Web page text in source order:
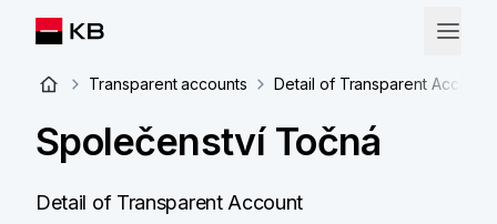
Transparent accounts Detail of Transparent Account
Společenství Točná
Detail of Transparent Account